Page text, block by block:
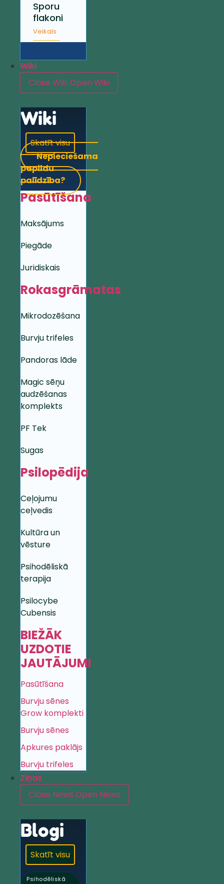
Sporu
flakoni
Veikals
Wiki
Close WikiOpen Wiki
Wiki
Skatīt visu
Nepieciešama
papildu
palīdzība?
Pasūtīšana
Maksājums
Piegāde
Juridiskais
Rokasgrāmatas
Mikrodozēšana
Burvju trifeles
Pandoras lāde
Magic sēņu
audzēšanas
komplekts
PF Tek
Sugas
Psilopēdija
Ceļojumu
ceļvedis
Kultūra un
vēsture
Psihodēliskā
terapija
Psilocybe
Cubensis
BIEŽĀK
UZDOTIE
JAUTĀJUMI
Pasūtīšana
Burvju sēnes
Grow komplekti
Burvju sēnes
Apkures paklājs
Burvju trifeles
Ziņas
Close News Open News
Blogi
Skatīt visu
Psihodēliskā